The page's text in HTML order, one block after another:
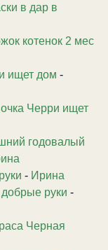
в дар в
котенок 2 мес
ищет дом -
Черри ищет
годовалый
- Ирина
добрые руки -
Черная